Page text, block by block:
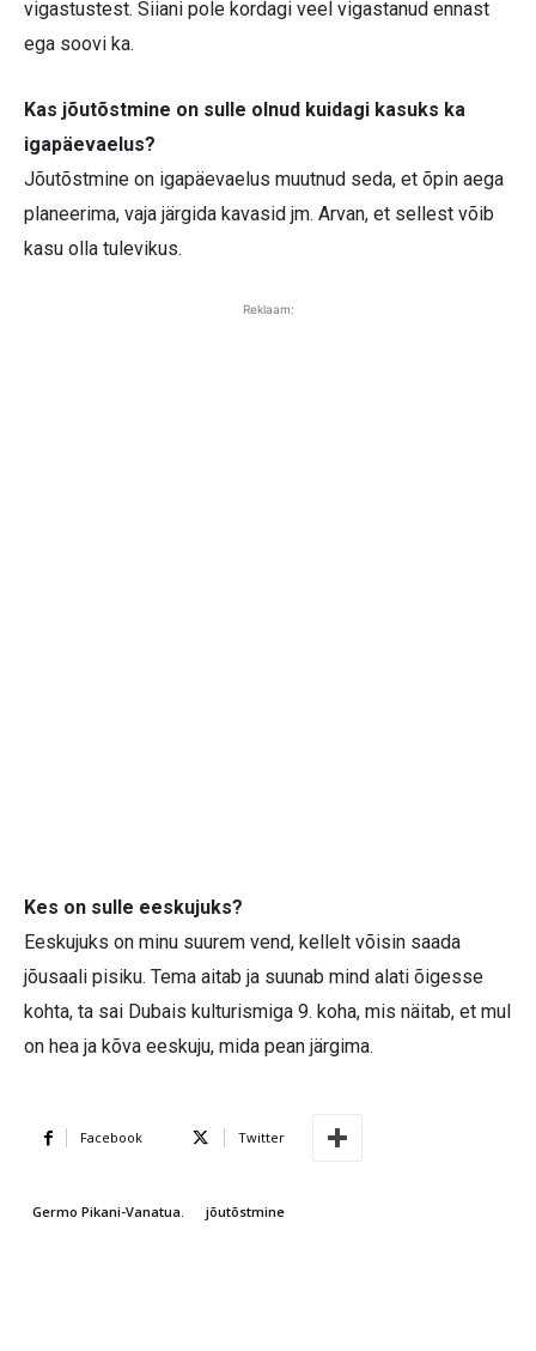
vigastustest. Siiani pole kordagi veel vigastanud ennast
ega soovi ka.
Kas jõutõstmine on sulle olnud kuidagi kasuks ka
igapäevaelus?
Jõutõstmine on igapäevaelus muutnud seda, et õpin aega
planeerima, vaja järgida kavasid jm. Arvan, et sellest võib
kasu olla tulevikus.
Reklaam:
Kes on sulle eeskujuks?
Eeskujuks on minu suurem vend, kellelt võisin saada
jõusaali pisiku. Tema aitab ja suunab mind alati õigesse
kohta, ta sai Dubais kulturismiga 9. koha, mis näitab, et mul
on hea ja kõva eeskuju, mida pean järgima.
Facebook Twitter
Germo Pikani-Vanatua. jõutõstmine